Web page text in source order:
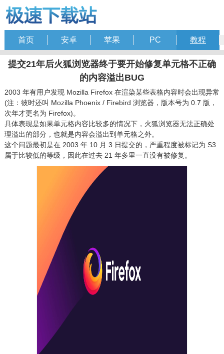
首页 安卓 苹果 PC 教程
提交21年后火狐浏览器终于要开始修复单元格不正确
的内容溢出BUG
2003 年有用户发现 Mozilla Firefox 在渲染某些表格内容时会出现异常
(注：彼时还叫 Mozilla Phoenix / Firebird 浏览器，版本号为 0.7 版，
次年才更名为 Firefox)。
具体表现是如果单元格内容比较多的情况下，火狐浏览器无法正确处
理溢出的部分，也就是内容会溢出到单元格之外。
这个问题最初是在 2003 年 10 月 3 日提交的，严重程度被标记为 S3
属于比较低的等级，因此在过去 21 年多里一直没有被修复。